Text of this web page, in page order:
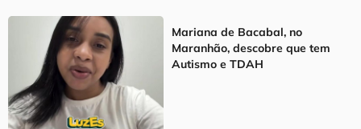
Mariana de Bacabal, no
Maranhão, descobre que tem
Autismo e TDAH